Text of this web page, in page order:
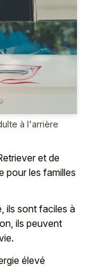
à l'arrière
et de
pour les familles
ils sont faciles à
ils peuvent
élevé